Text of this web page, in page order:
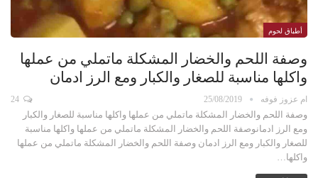
أطباق لحوم
وصفة اللحم والخضار المشكلة ماتملي من عملها
واكلها مناسبة للصغار والكبار ومع الرز ادمان
ام عزوز فوفه 25/08/2019
وصفة اللحم والخضار المشكلة ماتملي من عملها واكلها مناسبة للصغار والكبار
ومع الرز ادمانوصفة اللحم والخضار المشكلة ماتملي من عملها واكلها مناسبة
للصغار والكبار ومع الرز ادمان وصفة اللحم والخضار المشكلة ماتملي من عملها
واكلها…